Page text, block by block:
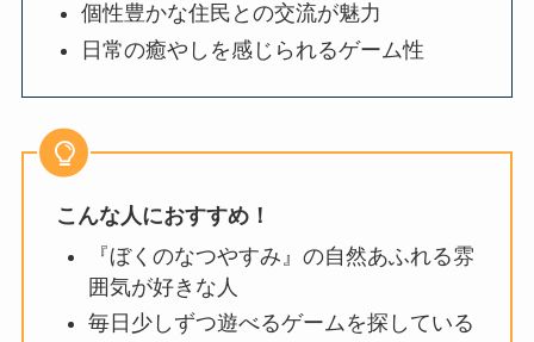
個性豊かな住民との交流が魅力
日常の癒やしを感じられるゲーム性
こんな人におすすめ！
『ぼくのなつやすみ』の自然あふれる雰
囲気が好きな人
毎日少しずつ遊べるゲームを探している